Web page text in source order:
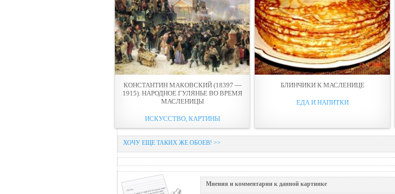
КОНСТАНТИН МАКОВСКИЙ (18397 —
1915). НАРОДНОЕ ГУЛЯНЬЕ ВО ВРЕМЯ
МАСЛЕНИЦЫ
ИСКУССТВО, КАРТИНЫ
БЛИНЧИКИ К МАСЛЕНИЦЕ
ЕДА И НАПИТКИ
ХОЧУ ЕЩЕ ТАКИХ ЖЕ ОБОЕВ! >>
Мнения и комментарии к данной картинке